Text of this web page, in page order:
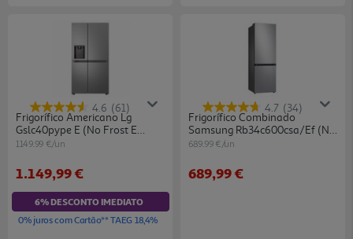
4.6 (61)
Frigorífico Americano Lg
Gslc40pype E (no Frost E
179cm 638l Cinzento)
1149.99 €/un
1.149,99 €
6% DESCONTO IMEDIATO
0% juros com Cartão** TAEG 18,4%
4.7 (34)
Frigorífico Combinado
Samsung Rb34c600csa/ef (no
Frost C 185.3cm 344l Inox)
689.99 €/un
689,99 €